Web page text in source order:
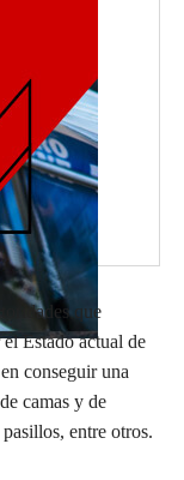
que
Estado actual de
conseguir una
camas y de
entre otros.